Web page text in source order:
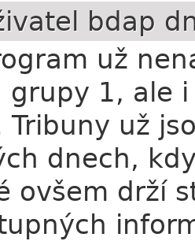
bdap
už
grupy 1, ale
už
dnech,
ovšem drží